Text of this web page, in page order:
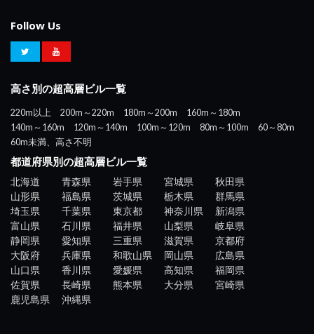
Follow Us
高さ別の超高層ビル一覧
220m以上 200m～220m 180m～200m
160m～180m
140m～160m
120m～140m 100m～120m 80m～100m
60～80m
60m未満、高さ不明
都道府県別の超高層ビル一覧
北海道 青森県 岩手県 宮城県
秋田県
山形県
福島県 茨城県 栃木県
群馬県
埼玉県
千葉県 東京都 神奈川県
新潟県
富山県
石川県 福井県 山梨県
岐阜県
静岡県
愛知県 三重県 滋賀県
京都府
大阪府
兵庫県 和歌山県 岡山県
広島県
山口県
香川県 愛媛県 高知県
福岡県
佐賀県
長崎県 熊本県 大分県
宮崎県
鹿児島県
沖縄県